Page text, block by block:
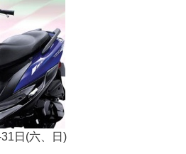
日(六、日)